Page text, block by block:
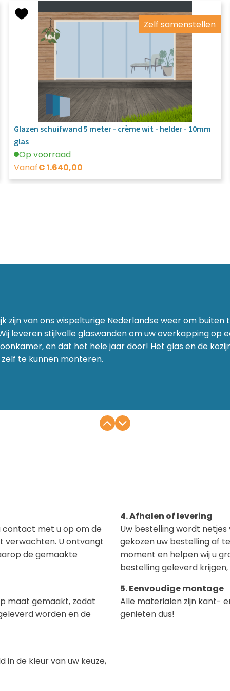
Zelf samenstellen
Glazen schuifwand 5 meter - crème wit - helder - 10mm
glas
Op voorraad
Vanaf€1.640,00
zijn van ons wispelturige Nederlandse weer om buiten
leveren stijlvolle glaswanden om uw overkapping op
en dat het hele jaar door! Het glas en de
te kunnen monteren.
contact met u op om de
verwachten. U ontvangt
de gemaakte
maat gemaakt, zodat
worden en de
de kleur van uw keuze,
4. Afhalen of levering
Uw bestelling wordt
gekozen uw bestelling af
moment en helpen wij u
bestelling geleverd
5. Eenvoudige montage
Alle materialen zijn kant-
genieten dus!